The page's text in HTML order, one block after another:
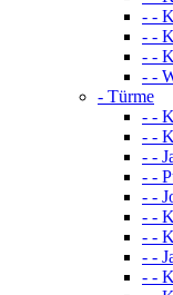
- -
- -
- -
- -
- Türme
- -
- -
- -
- -
- -
- -
- -
- -
- -